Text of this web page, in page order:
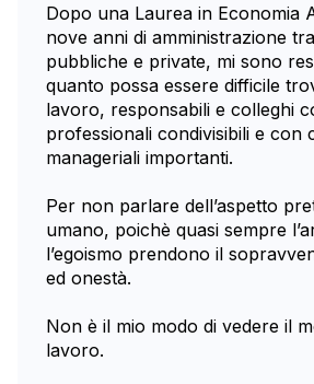
Dopo una Laurea in Economia
nove anni di amministrazione
pubbliche e private, mi sono
quanto possa essere difficile
lavoro, responsabili e colleghi
professionali condivisibili e con
manageriali importanti.
Per non parlare dell’aspetto
umano, poichè quasi sempre
l’egoismo prendono il
ed onestà.
Non è il mio modo di vedere il
lavoro.